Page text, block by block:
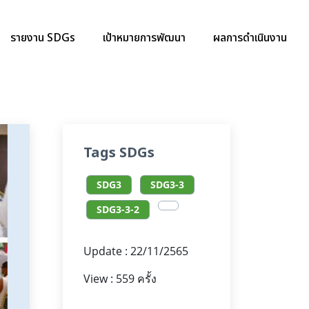
รายงาน SDGs เป้าหมายการพัฒนา ผลการดำเนินงาน
Tags SDGs
SDG3
SDG3-3
SDG3-3-2
Update : 22/11/2565
View : 559 ครั้ง